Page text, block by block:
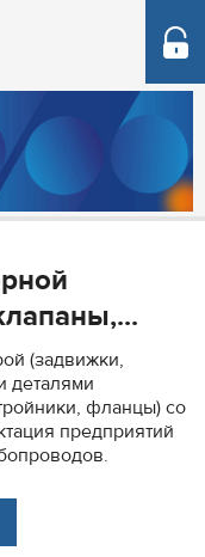
(задвижки,
деталями
фланцы) со
предприятий